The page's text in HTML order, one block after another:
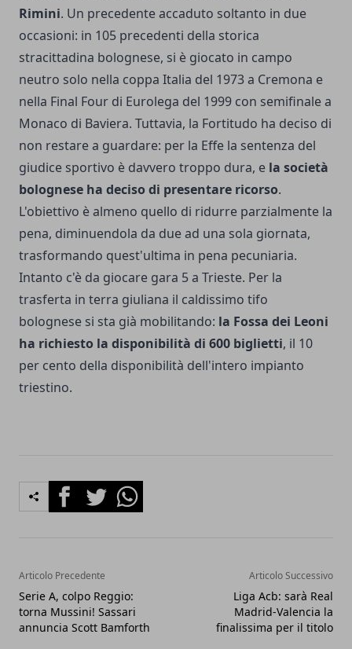
Rimini. Un precedente accaduto soltanto in due
occasioni: in 105 precedenti della storica
stracittadina bolognese, si è giocato in campo
neutro solo nella coppa Italia del 1973 a Cremona e
nella Final Four di Eurolega del 1999 con semifinale a
Monaco di Baviera. Tuttavia, la Fortitudo ha deciso di
non restare a guardare: per la Effe la sentenza del
giudice sportivo è davvero troppo dura, e la società
bolognese ha deciso di presentare ricorso.
L'obiettivo è almeno quello di ridurre parzialmente la
pena, diminuendola da due ad una sola giornata,
trasformando quest'ultima in pena pecuniaria.
Intanto c'è da giocare gara 5 a Trieste. Per la
trasferta in terra giuliana il caldissimo tifo
bolognese si sta già mobilitando: la Fossa dei Leoni
ha richiesto la disponibilità di 600 biglietti, il 10
per cento della disponibilità dell'intero impianto
triestino.
FacebookTwitterWhatsapp
Articolo Precedente
Serie A, colpo Reggio:
torna Mussini! Sassari
annuncia Scott Bamforth
Articolo Successivo
Liga Acb: sarà Real
Madrid-Valencia la
finalissima per il titolo